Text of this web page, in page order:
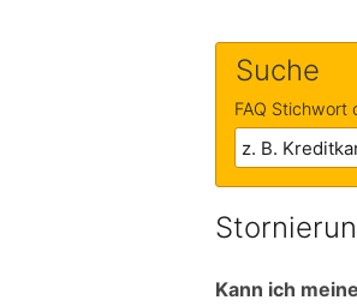
Suche
FAQ Stichwort
Kann ich